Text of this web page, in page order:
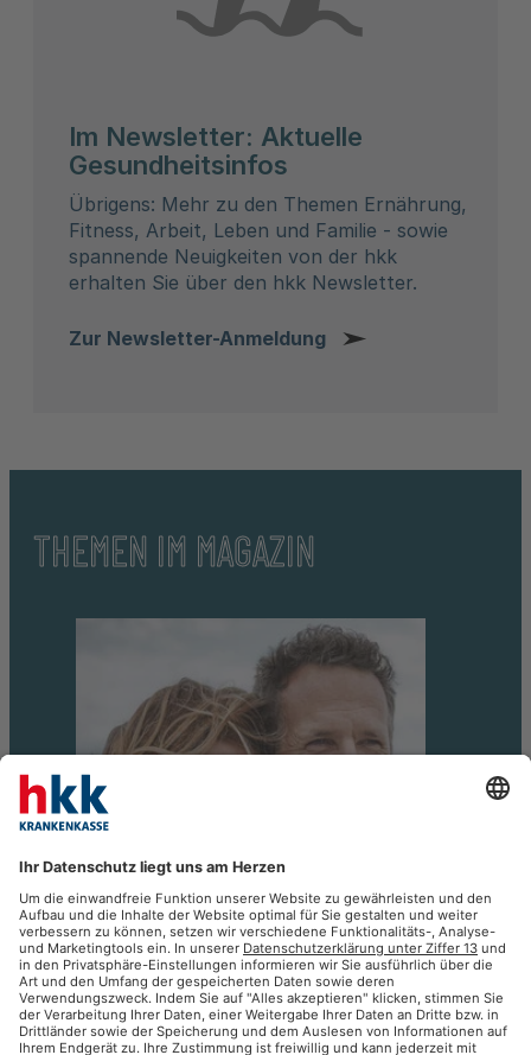
Im Newsletter: Aktuelle
Gesundheitsinfos
Übrigens: Mehr zu den Themen Ernährung,
Fitness, Arbeit, Leben und Familie - sowie
spannende Neuigkeiten von der hkk
erhalten Sie über den hkk Newsletter.
Zur Newsletter-Anmeldung
THEMEN IM MAGAZIN